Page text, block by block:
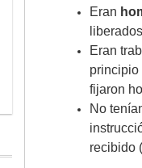
Eran
Eran
principio
fijaron
No
recibido